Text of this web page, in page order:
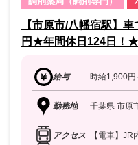
【市原市/八幡宿駅】
円★年間休日124日！★
給与 時給1,900円
勤務地 千葉県 市原
アクセス 【電車】